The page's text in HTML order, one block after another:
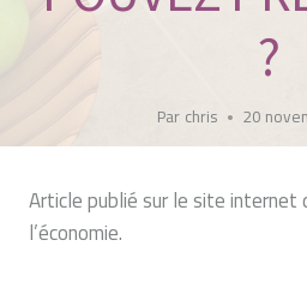
?
Par chris 20
Article publié sur le site internet
l’économie.